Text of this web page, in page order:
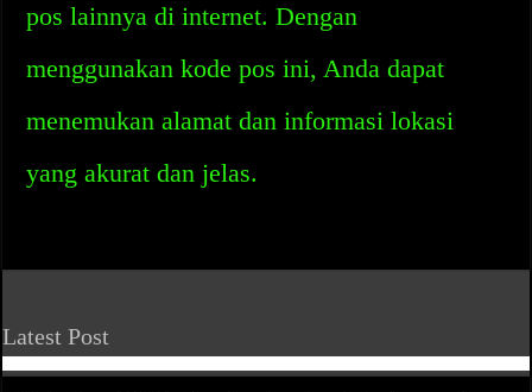
pos lainnya di internet. Dengan
menggunakan kode pos ini, Anda dapat
menemukan alamat dan informasi lokasi
yang akurat dan jelas.
Latest Post